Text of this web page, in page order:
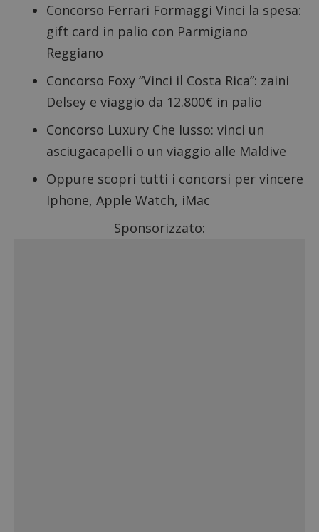
Concorso Ferrari Formaggi Vinci la spesa:
gift card in palio con Parmigiano
Reggiano
Concorso Foxy “Vinci il Costa Rica”: zaini
Delsey e viaggio da 12.800€ in palio
Concorso Luxury Che lusso: vinci un
asciugacapelli o un viaggio alle Maldive
Oppure scopri tutti i concorsi per vincere
Iphone, Apple Watch, iMac
Sponsorizzato: